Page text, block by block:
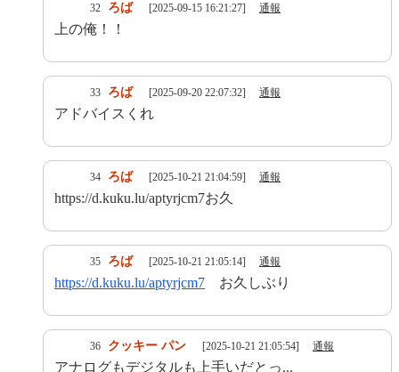
32 ろば [2025-09-15 16:21:27] 通報
上の俺！！
33 ろば [2025-09-20 22:07:32] 通報
アドバイスくれ
34 ろば [2025-10-21 21:04:59] 通報
https://d.kuku.lu/aptyrjcm7お久
35 ろば [2025-10-21 21:05:14] 通報
https://d.kuku.lu/aptyrjcm7 お久しぶり
36 クッキー パン [2025-10-21 21:05:54] 通報
アナログもデジタルも上手いだとっ...